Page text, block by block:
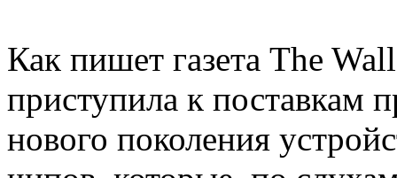
Как пишет газета The
приступила к поставкам
нового поколения